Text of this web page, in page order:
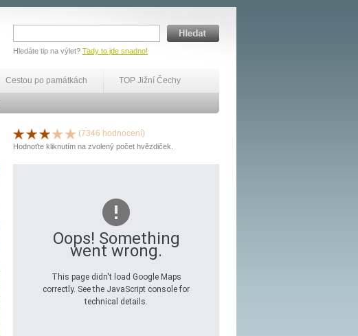
Hledáte tip na výlet? Tady to jde snadno!
Cestou po památkách TOP Jižní Čechy
(7346 hodnocení)
Hodnoťte kliknutím na zvolený počet hvězdiček.
Oops! Something
went wrong.
This page didn't load Google Maps
correctly. See the JavaScript console for
technical details.